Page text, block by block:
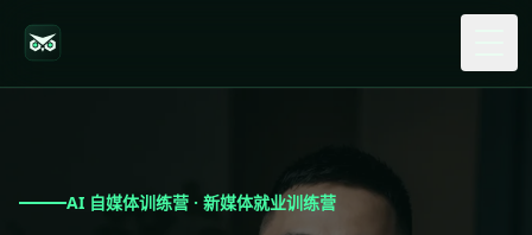
AI 自媒体训练营 · 新媒体就业训练营